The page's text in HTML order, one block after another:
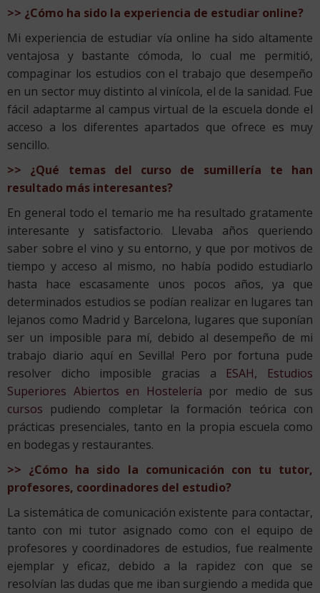
>> ¿Cómo ha sido la experiencia de estudiar online?
Mi experiencia de estudiar vía online ha sido altamente
ventajosa y bastante cómoda, lo cual me permitió,
compaginar los estudios con el trabajo que desempeño
en un sector muy distinto al vinícola, el de la sanidad. Fue
fácil adaptarme al campus virtual de la escuela donde el
acceso a los diferentes apartados que ofrece es muy
sencillo.
>> ¿Qué temas del curso de sumillería te han
resultado más interesantes?
En general todo el temario me ha resultado gratamente
interesante y satisfactorio. Llevaba años queriendo
saber sobre el vino y su entorno, y que por motivos de
tiempo y acceso al mismo, no había podido estudiarlo
hasta hace escasamente unos pocos años, ya que
determinados estudios se podían realizar en lugares tan
lejanos como Madrid y Barcelona, lugares que suponían
ser un imposible para mí, debido al desempeño de mi
trabajo diario aquí en Sevilla! Pero por fortuna pude
resolver dicho imposible gracias a ESAH, Estudios
Superiores Abiertos en Hostelería por medio de sus
cursos pudiendo completar la formación teórica con
prácticas presenciales, tanto en la propia escuela como
en bodegas y restaurantes.
>> ¿Cómo ha sido la comunicación con tu tutor,
profesores, coordinadores del estudio?
La sistemática de comunicación existente para contactar,
tanto con mi tutor asignado como con el equipo de
profesores y coordinadores de estudios, fue realmente
ejemplar y eficaz, debido a la rapidez con que se
resolvían las dudas que me iban surgiendo a medida que